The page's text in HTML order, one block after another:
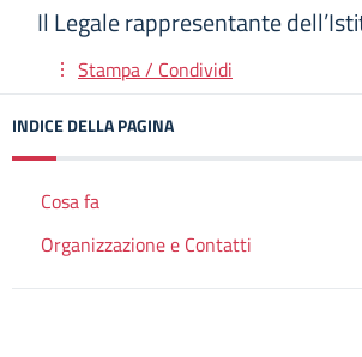
Il Legale rappresentante
Stampa / Condividi
INDICE DELLA PAGINA
Cosa fa
Organizzazione e Contatti